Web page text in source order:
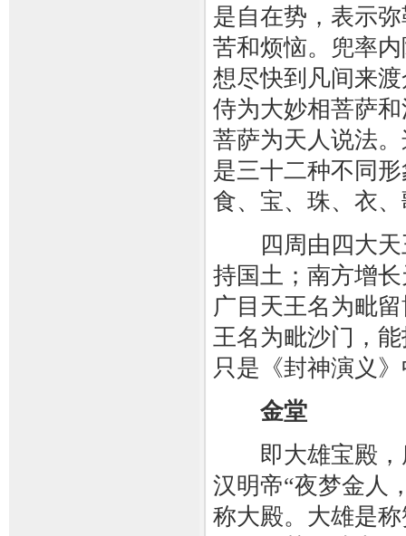
是自在势，表示
苦和烦恼。兜率
想尽快到凡间来
侍为大妙相菩萨
菩萨为天人说法
是三十二种不同
食、宝、珠、衣
四周由四大天
持国土；南方增
广目天王名为毗
王名为毗沙门，
只是《封神演义
金堂
即大雄宝殿，
汉明帝“夜梦金人
称大殿。大雄是